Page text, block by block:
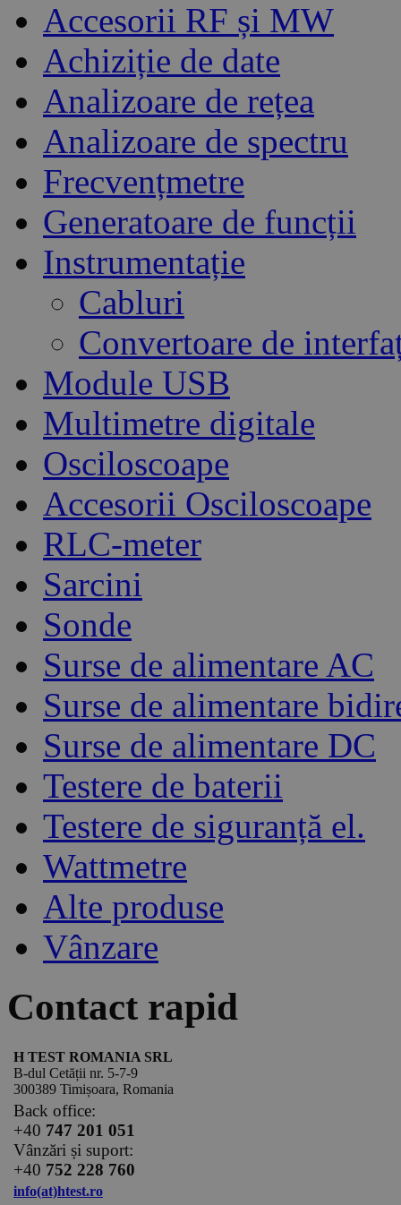
Accesorii RF și MW
Achiziție de date
Analizoare de rețea
Analizoare de spectru
Frecvențmetre
Generatoare de funcții
Instrumentație
Cabluri
Convertoare de
Module USB
Multimetre digitale
Osciloscoape
Accesorii Osciloscoape
RLC-meter
Sarcini
Sonde
Surse de alimentare AC
Surse de alimentare
Surse de alimentare DC
Testere de baterii
Testere de siguranță el.
Wattmetre
Alte produse
Vânzare
Contact rapid
H TEST ROMANIA SRL
B-dul Cetății nr. 5-7-9
300389 Timișoara, Romania
Back office:
+40 747 201 051
Vânzări și suport:
+40 752 228 760
info(at)htest.ro